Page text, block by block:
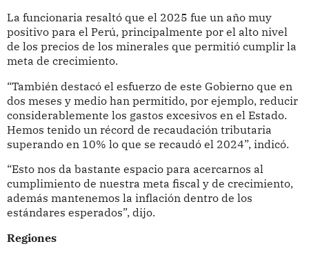
La funcionaria resaltó que el 2025 fue un año muy
positivo para el Perú, principalmente por el alto nivel
de los precios de los minerales que permitió cumplir la
meta de crecimiento.
“También destacó el esfuerzo de este Gobierno que en
dos meses y medio han permitido, por ejemplo, reducir
considerablemente los gastos excesivos en el Estado.
Hemos tenido un récord de recaudación tributaria
superando en 10% lo que se recaudó el 2024”, indicó.
“Esto nos da bastante espacio para acercarnos al
cumplimiento de nuestra meta fiscal y de crecimiento,
además mantenemos la inflación dentro de los
estándares esperados”, dijo.
Regiones